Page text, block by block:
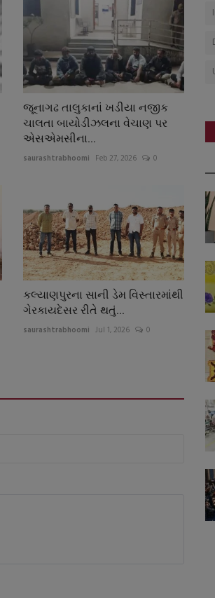
જૂનાગઢ તાલુકાનાં ખડીયા નજીક
ચાલતા બાયોડીઝલના વેચાણ પર
એસએમસીના...
saurashtrabhoomi Feb 27, 2026 0
કલ્યાણપુરના સાની ડેમ વિસ્તારમાંથી
ગેરકાયદેસર રીતે થતું...
saurashtrabhoomi Jul 1, 2026 0